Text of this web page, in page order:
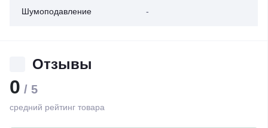
Шумоподавление -
Отзывы
0 / 5
средний рейтинг товара